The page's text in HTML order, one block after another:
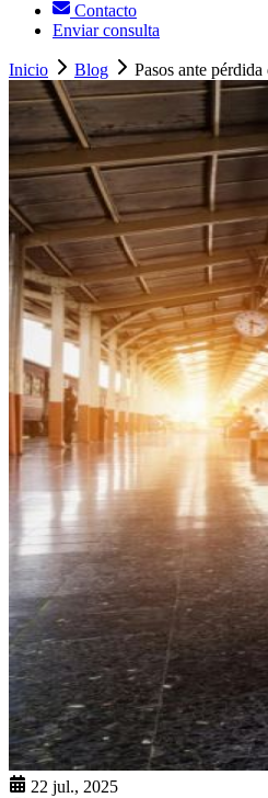
Contacto
Enviar consulta
Inicio Blog Pasos ante
22 jul., 2025